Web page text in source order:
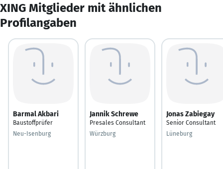
XING Mitglieder mit ähnlichen
Profilangaben
Barmal Akbari
Baustoffprüfer
Neu-Isenburg
Jannik Schrewe
Presales Consultant
Würzburg
Jonas Zabiegay
Senior Consultant
Lüneburg